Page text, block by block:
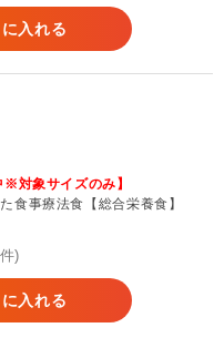
入れる
※対象サイズのみ】
食事療法食【総合栄養食】
)
入れる